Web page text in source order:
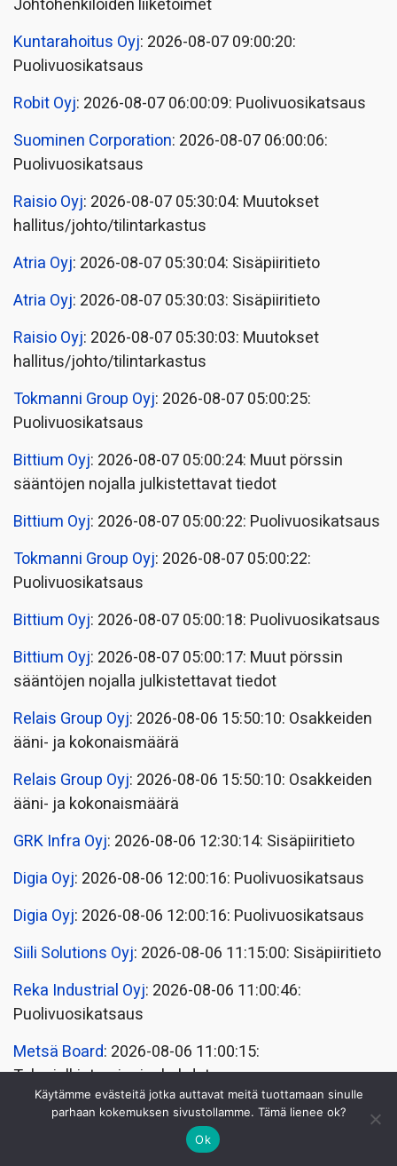
Johtohenkilöiden liiketoimet
Kuntarahoitus Oyj: 2026-08-07 09:00:20:
Puolivuosikatsaus
Robit Oyj: 2026-08-07 06:00:09: Puolivuosikatsaus
Suominen Corporation: 2026-08-07 06:00:06:
Puolivuosikatsaus
Raisio Oyj: 2026-08-07 05:30:04: Muutokset
hallitus/johto/tilintarkastus
Atria Oyj: 2026-08-07 05:30:04: Sisäpiiritieto
Atria Oyj: 2026-08-07 05:30:03: Sisäpiiritieto
Raisio Oyj: 2026-08-07 05:30:03: Muutokset
hallitus/johto/tilintarkastus
Tokmanni Group Oyj: 2026-08-07 05:00:25:
Puolivuosikatsaus
Bittium Oyj: 2026-08-07 05:00:24: Muut pörssin
sääntöjen nojalla julkistettavat tiedot
Bittium Oyj: 2026-08-07 05:00:22: Puolivuosikatsaus
Tokmanni Group Oyj: 2026-08-07 05:00:22:
Puolivuosikatsaus
Bittium Oyj: 2026-08-07 05:00:18: Puolivuosikatsaus
Bittium Oyj: 2026-08-07 05:00:17: Muut pörssin
sääntöjen nojalla julkistettavat tiedot
Relais Group Oyj: 2026-08-06 15:50:10: Osakkeiden
ääni- ja kokonaismäärä
Relais Group Oyj: 2026-08-06 15:50:10: Osakkeiden
ääni- ja kokonaismäärä
GRK Infra Oyj: 2026-08-06 12:30:14: Sisäpiiritieto
Digia Oyj: 2026-08-06 12:00:16: Puolivuosikatsaus
Digia Oyj: 2026-08-06 12:00:16: Puolivuosikatsaus
Siili Solutions Oyj: 2026-08-06 11:15:00: Sisäpiiritieto
Reka Industrial Oyj: 2026-08-06 11:00:46:
Puolivuosikatsaus
Metsä Board: 2026-08-06 11:00:15:
Tulosjulkistamisajankohdat
Metsä Board: 2026-08-06 11:00:14:
Tulosjulkistamisajankohdat
Käytämme evästeitä jotka auttavat meitä tuottamaan sinulle
parhaan kokemuksen sivustollamme. Tämä lienee ok?
Ok